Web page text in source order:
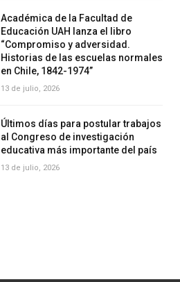
Académica de la Facultad de
Educación UAH lanza el libro
“Compromiso y adversidad.
Historias de las escuelas normales
en Chile, 1842-1974”
13 de julio, 2026
Últimos días para postular trabajos
al Congreso de investigación
educativa más importante del país
13 de julio, 2026